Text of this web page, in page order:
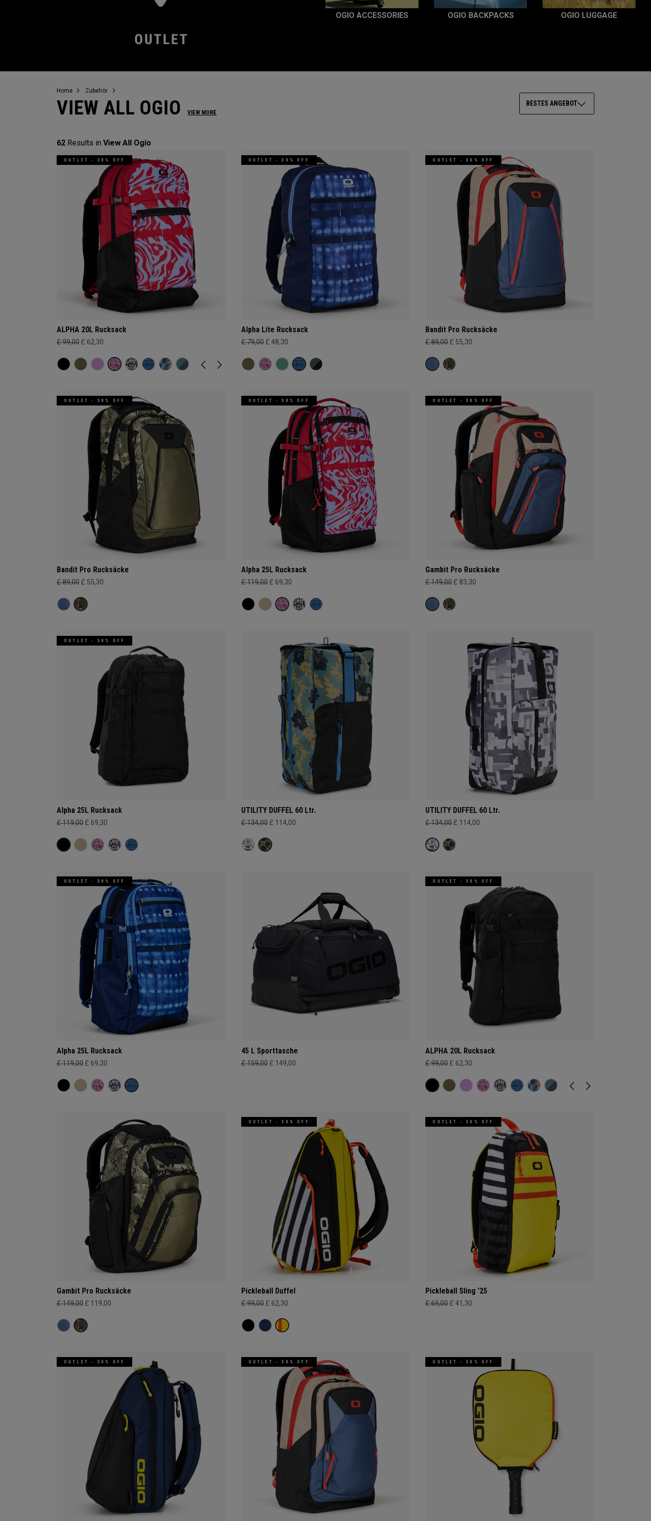
OGIO ACCESSORIES OGIO BACKPACKS OGIO LUGGAGE
Home Zubehör
VIEW ALL OGIO VIEW MORE
BESTES ANGEBOT
62 Results in View All Ogio
OUTLET - 30% OFF
ALPHA 20L Rucksack
£ 99,00 £ 62,30
OUTLET - 30% OFF
Alpha Lite Rucksack
£ 79,00 £ 48,30
OUTLET - 30% OFF
Bandit Pro Rucksäcke
£ 89,00 £ 55,30
OUTLET - 30% OFF
Bandit Pro Rucksäcke
£ 89,00 £ 55,30
OUTLET - 30% OFF
Alpha 25L Rucksack
£ 119,00 £ 69,30
OUTLET - 30% OFF
Gambit Pro Rucksäcke
£ 149,00 £ 83,30
OUTLET - 30% OFF
Alpha 25L Rucksack
£ 119,00 £ 69,30
UTILITY DUFFEL 60 Ltr.
£ 134,00 £ 114,00
UTILITY DUFFEL 60 Ltr.
£ 134,00 £ 114,00
OUTLET - 30% OFF
Alpha 25L Rucksack
£ 119,00 £ 69,30
45 L Sporttasche
£ 159,00 £ 149,00
OUTLET - 30% OFF
ALPHA 20L Rucksack
£ 99,00 £ 62,30
Gambit Pro Rucksäcke
£ 149,00 £ 119,00
OUTLET - 30% OFF
Pickleball Duffel
£ 99,00 £ 62,30
OUTLET - 30% OFF
Pickleball Sling '25
£ 69,00 £ 41,30
OUTLET - 30% OFF OUTLET - 30% OFF OUTLET - 30% OFF